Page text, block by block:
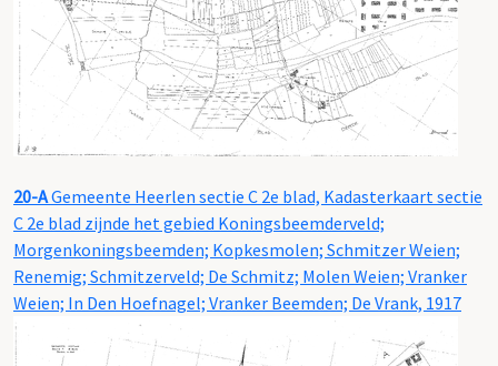
20-AGemeente Heerlen sectie C 2e blad, Kadasterkaart sectie
C 2e blad zijnde het gebied Koningsbeemderveld;
Morgenkoningsbeemden; Kopkesmolen; Schmitzer Weien;
Renemig; Schmitzerveld; De Schmitz; Molen Weien; Vranker
Weien; In Den Hoefnagel; Vranker Beemden; De Vrank, 1917